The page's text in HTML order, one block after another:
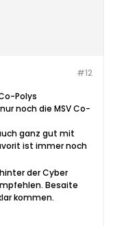
#12
Polys
noch die MSV Co-
ganz gut mit
ist immer noch
der Cyber
Besaite
kommen.